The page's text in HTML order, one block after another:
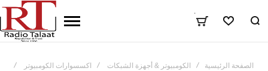
المفضلة
٠
الصفحة الرئيسية الكومبيوتر & أجهزة الشبكات
اكسسوارات الكومبيوتر